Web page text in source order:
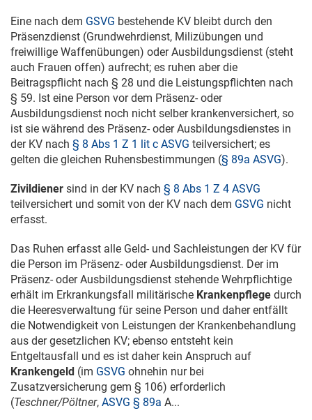
Eine nach dem GSVG bestehende KV bleibt durch den
Präsenzdienst (Grundwehrdienst, Milizübungen und
freiwillige Waffenübungen) oder Ausbildungsdienst (steht
auch Frauen offen) aufrecht; es ruhen aber die
Beitragspflicht nach § 28 und die Leistungspflichten nach
§ 59. Ist eine Person vor dem Präsenz- oder
Ausbildungsdienst noch nicht selber krankenversichert, so
ist sie während des Präsenz- oder Ausbildungsdienstes in
der KV nach § 8 Abs 1 Z 1 lit c ASVG teilversichert; es
gelten die gleichen Ruhensbestimmungen (§ 89a ASVG).
Zivildiener sind in der KV nach § 8 Abs 1 Z 4 ASVG
teilversichert und somit von der KV nach dem GSVG nicht
erfasst.
Das Ruhen erfasst alle Geld- und Sachleistungen der KV für
die Person im Präsenz- oder Ausbildungsdienst. Der im
Präsenz- oder Ausbildungsdienst stehende Wehrpflichtige
erhält im Erkrankungsfall militärische Krankenpflege durch
die Heeresverwaltung für seine Person und daher entfällt
die Notwendigkeit von Leistungen der Krankenbehandlung
aus der gesetzlichen KV; ebenso entsteht kein
Entgeltausfall und es ist daher kein Anspruch auf
Krankengeld (im GSVG ohnehin nur bei
Zusatzversicherung gem § 106) erforderlich
(Teschner/Pöltner, ASVG § 89a A...